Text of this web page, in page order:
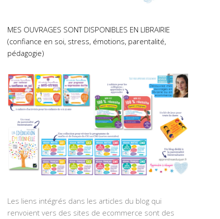
MES OUVRAGES SONT DISPONIBLES EN LIBRAIRIE
(confiance en soi, stress, émotions, parentalité,
pédagogie)
Les liens intégrés dans les articles du blog qui
renvoient vers des sites de ecommerce sont des